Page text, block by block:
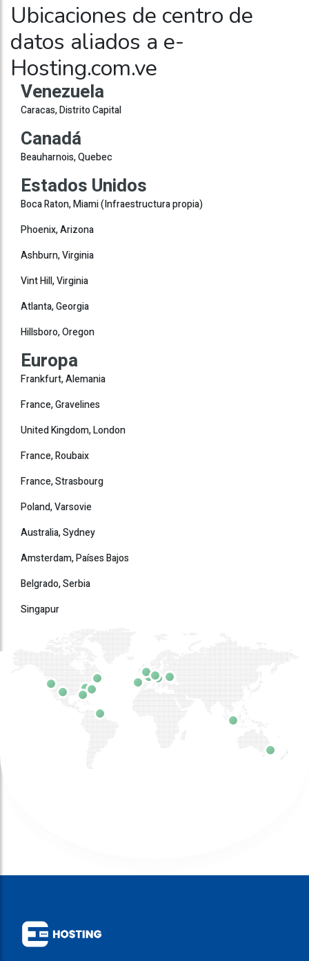
Ubicaciones de centro de
datos aliados a e-
Hosting.com.ve
Venezuela
Caracas, Distrito Capital
Canadá
Beauharnois, Quebec
Estados Unidos
Boca Raton, Miami (Infraestructura propia)
Phoenix, Arizona
Ashburn, Virginia
Vint Hill, Virginia
Atlanta, Georgia
Hillsboro, Oregon
Europa
Frankfurt, Alemania
France, Gravelines
United Kingdom, London
France, Roubaix
France, Strasbourg
Poland, Varsovie
Australia, Sydney
Amsterdam, Países Bajos
Belgrado, Serbia
Singapur